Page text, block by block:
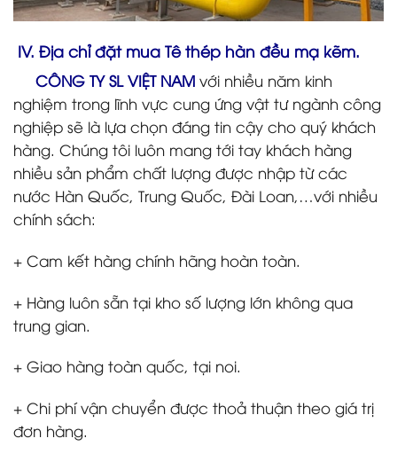
IV. Địa chỉ đặt mua Tê thép hàn đều mạ kẽm.
CÔNG TY SL VIỆT NAM với nhiều năm kinh
nghiệm trong lĩnh vực cung ứng vật tư ngành công
nghiệp sẽ là lựa chọn đáng tin cậy cho quý khách
hàng. Chúng tôi luôn mang tới tay khách hàng
nhiều sản phẩm chất lượng được nhập từ các
nước Hàn Quốc, Trung Quốc, Đài Loan,…với nhiều
chính sách:
+ Cam kết hàng chính hãng hoàn toàn.
+ Hàng luôn sẵn tại kho số lượng lớn không qua
trung gian.
+ Giao hàng toàn quốc, tại noi.
+ Chi phí vận chuyển được thoả thuận theo giá trị
đơn hàng.